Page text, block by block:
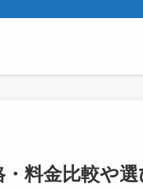
料金比較や